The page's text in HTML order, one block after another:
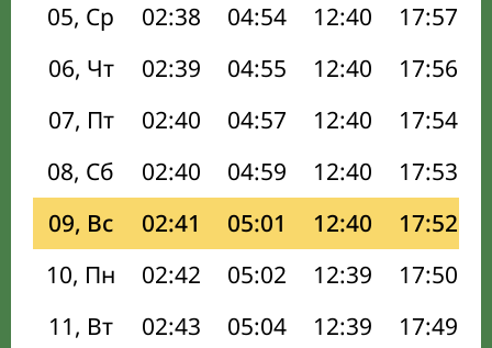
05, Ср
02:38 04:54 12:40 17:57
06, Чт
02:39 04:55 12:40 17:56
07, Пт
02:40 04:57 12:40 17:54
08, Сб
02:40 04:59 12:40 17:53
09, Вс
02:41 05:01 12:40 17:52
10, Пн
02:42 05:02 12:39 17:50
11, Вт
02:43 05:04 12:39 17:49